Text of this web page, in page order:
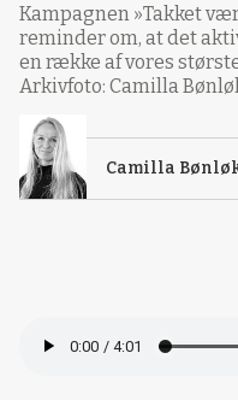
Kampagnen »Takket
reminder om, at det
en række af vores
Arkivfoto: Camilla
Camilla